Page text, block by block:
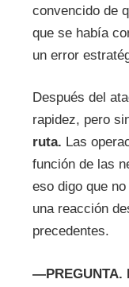
convencido de
que se había
un error
Después del
rapidez, pero
ruta. Las
función de las
eso digo que
una reacción
precedentes.
—PREGUNTA.